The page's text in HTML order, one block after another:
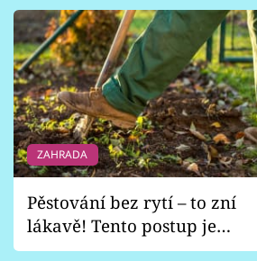
ZAHRADA
Pěstování bez rytí – to zní
lákavě! Tento postup je
vhodný jen pro některé